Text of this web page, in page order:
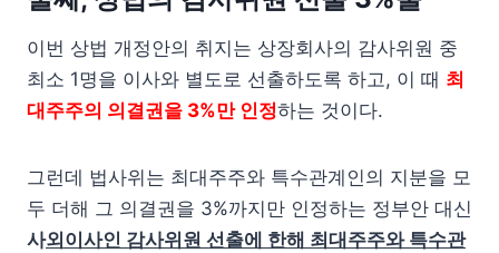
이번 상법 개정안의 취지는 상장회사의 감사위원 중
최소 1명을 이사와 별도로 선출하도록 하고, 이 때 최
대주주의 의결권을 3%만 인정하는 것이다.
그런데 법사위는 최대주주와 특수관계인의 지분을 모
두 더해 그 의결권을 3%까지만 인정하는 정부안 대신
사외이사인 감사위원 선출에 한해 최대주주와 특수관